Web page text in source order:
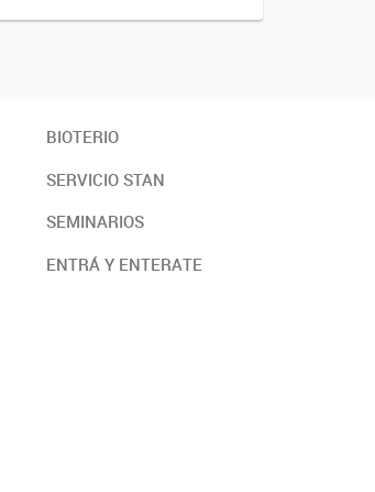
BIOTERIO
SERVICIO STAN
SEMINARIOS
ENTRÁ Y ENTERATE